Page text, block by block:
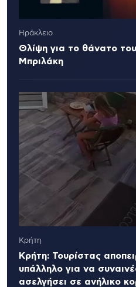
Ηράκλειο
Θλίψη για το θάνατο
Μπριλάκη
Κρήτη
Κρήτη: Τουρίστας
υπάλληλο για να
ασελγήσει σε ανήλικο